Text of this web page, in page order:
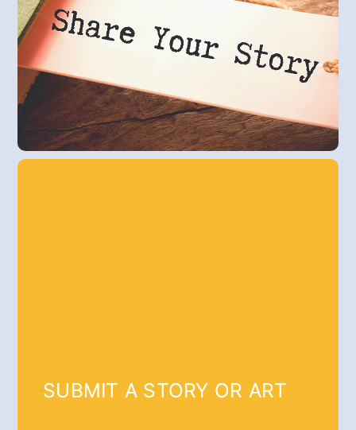
SUBMIT A STORY OR ART